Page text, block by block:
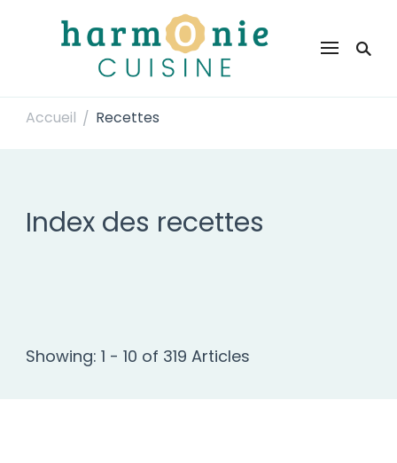
Harmonie Cuisine
Accueil / Recettes
Index des recettes
Showing: 1 - 10 of 319 Articles